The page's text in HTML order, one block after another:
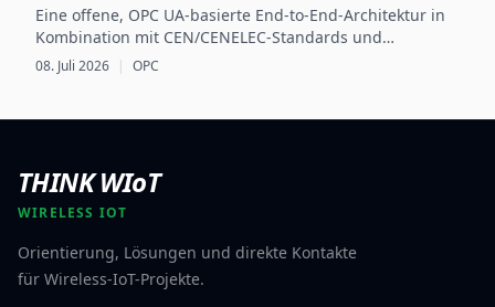
Eine offene, OPC UA-basierte End-to-End-Architektur in
Kombination mit CEN/CENELEC-Standards und
dataspace-Technologie bildet die Grundlage für eine
interoperable und skalierbare Umsetzung des EU-
08. Juli 2026 | OPC
THINK WIoT
WIRELESS IOT
Orientierung, Lösungen und direkte Kontakte
für Wireless-IoT-Projekte.